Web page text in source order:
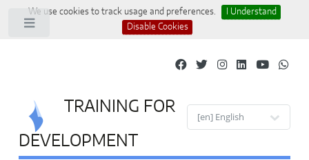
We use cookies to track usage and preferences.
I Understand
Disable Cookies
TRAINING FOR
DEVELOPMENT